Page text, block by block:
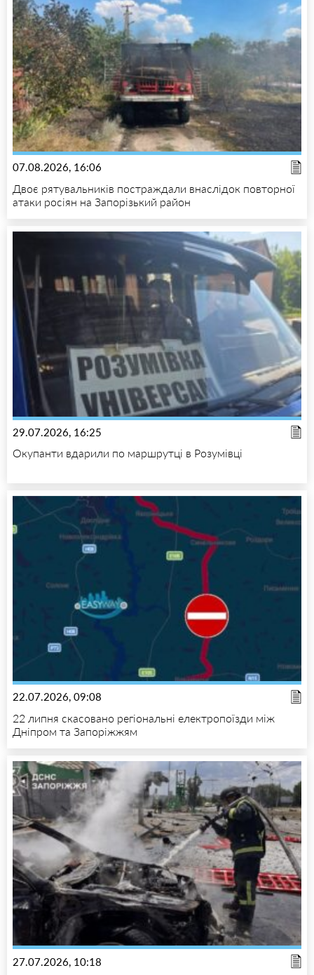
07.08.2026, 16:06
Двоє рятувальників постраждали внаслідок повторної
атаки росіян на Запорізький район
29.07.2026, 16:25
Окупанти вдарили по маршрутці в Розумівці
22.07.2026, 09:08
22 липня скасовано регіональні електропоїзди між
Дніпром та Запоріжжям
27.07.2026, 10:18